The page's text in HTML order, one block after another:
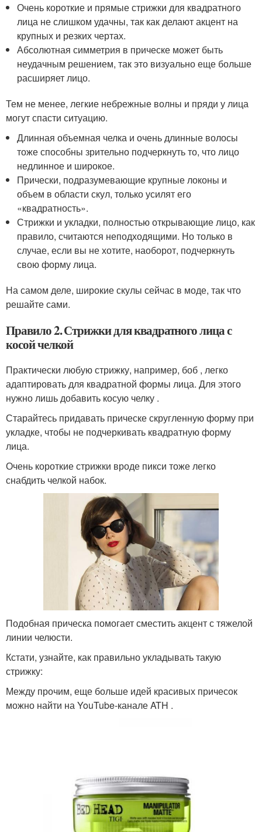
Очень короткие и прямые стрижки для квадратного
лица не слишком удачны, так как делают акцент на
крупных и резких чертах.
Абсолютная симметрия в прическе может быть
неудачным решением, так это визуально еще больше
расширяет лицо.
Тем не менее, легкие небрежные волны и пряди у лица
могут спасти ситуацию.
Длинная объемная челка и очень длинные волосы
тоже способны зрительно подчеркнуть то, что лицо
недлинное и широкое.
Прически, подразумевающие крупные локоны и
объем в области скул, только усилят его
«квадратность».
Стрижки и укладки, полностью открывающие лицо, как
правило, считаются неподходящими. Но только в
случае, если вы не хотите, наоборот, подчеркнуть
свою форму лица.
На самом деле, широкие скулы сейчас в моде, так что
решайте сами.
Правило 2. Стрижки для квадратного лица с
косой челкой
Практически любую стрижку, например, боб , легко
адаптировать для квадратной формы лица. Для этого
нужно лишь добавить косую челку .
Старайтесь придавать прическе скругленную форму при
укладке, чтобы не подчеркивать квадратную форму
лица.
Очень короткие стрижки вроде пикси тоже легко
снабдить челкой набок.
Подобная прическа помогает сместить акцент с тяжелой
линии челюсти.
Кстати, узнайте, как правильно укладывать такую
стрижку:
Между прочим, еще больше идей красивых причесок
можно найти на YouTube-канале ATH .